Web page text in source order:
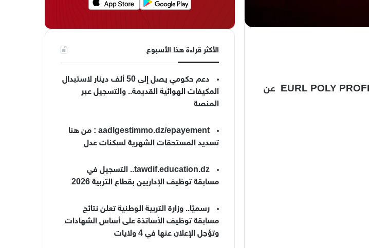
تعلن شركة تحويل وصناعة الأدوات من البلاستيك بولي بروفيل EURL POLY PROFILE عن
الأكثر قراءة هذا الأسبوع
دعم حكومي يصل إلى 50 ألف دينار لاستبدال
المكيفات الهوائية القديمة.. والتسجيل عبر
المنصة
aadlgestimmo.dz/epayement : من هنا
تسديد المستحقات الشهرية لسكنات عدل
tawdif.education.dz.. التسجيل في
مسابقة توظيف الإداريين بقطاع التربية 2026
رسميًا.. وزارة التربية الوطنية تعلن نتائج
مسابقة توظيف الأساتذة على أساس الشهادات
وتؤجل الإعلان عنها في 4 ولايات